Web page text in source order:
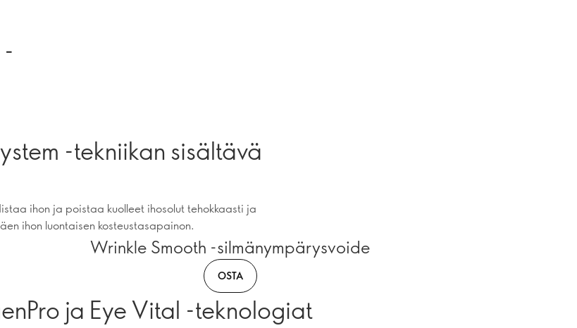
-tekniikan sisältävä
ihon ja poistaa kuolleet ihosolut tehokkaasti ja
ihon luontaisen kosteustasapainon.
Wrinkle Smooth -silmänympärysvoide
OSTA
ja Eye Vital -teknologiat